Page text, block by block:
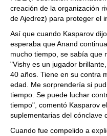
creación de la organización
de Ajedrez) para proteger el
Así que cuando Kasparov
esperaba que Anand
mucho tiempo, se sabía que
"Vishy es un jugador
40 años. Tiene en su contra
edad. Me sorprendería si
tiempo. Se puede luchar
tiempo", comentó Kasparov
suplementarias del cónclave
Cuando fue compelido a